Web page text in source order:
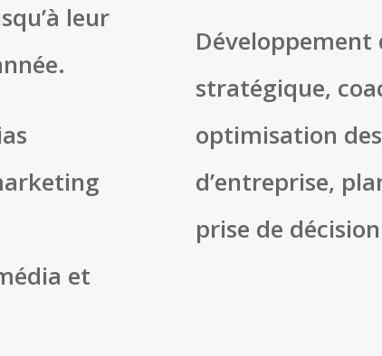
leur
et
stratégique,
optimisation
d’entreprise,
prise de